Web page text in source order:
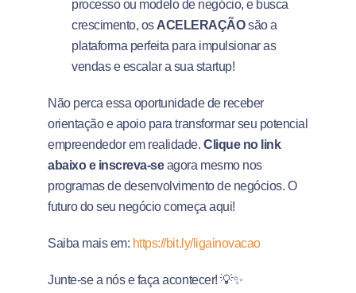
processo ou modelo de negócio, e busca
crescimento, os ACELERAÇÃOsão a
plataforma perfeita para impulsionar as
vendas e escalar a sua startup!
Não perca essa oportunidade de receber
orientação e apoio para transformar seu potencial
empreendedor em realidade.Clique no link
abaixo e inscreva-seagora mesmo nos
programas de desenvolvimento de negócios. O
futuro do seu negócio começa aqui!
Saiba mais em: https://bit.ly/ligainovacao
Junte-se a nós e faça acontecer! 💡✨